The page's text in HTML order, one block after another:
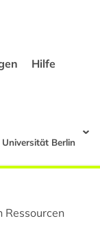
Hilfe
Berlin